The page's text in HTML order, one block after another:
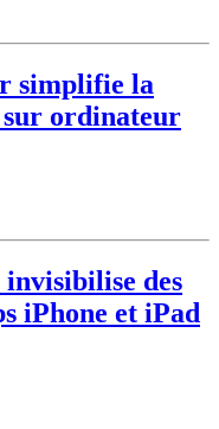
simplifie la
sur ordinateur
des
iPhone et iPad